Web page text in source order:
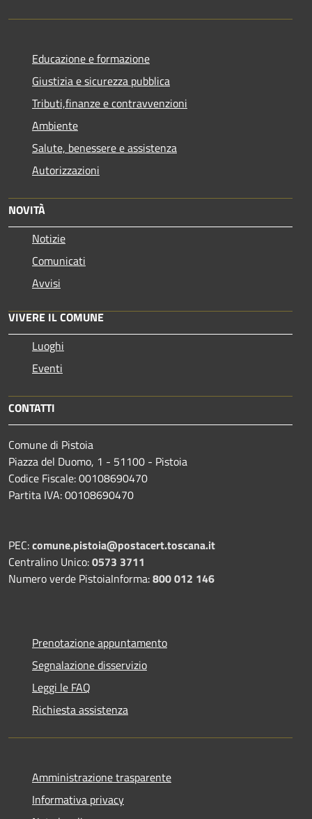
Educazione e formazione
Giustizia e sicurezza pubblica
Tributi,finanze e contravvenzioni
Ambiente
Salute, benessere e assistenza
Autorizzazioni
NOVITÀ
Notizie
Comunicati
Avvisi
VIVERE IL COMUNE
Luoghi
Eventi
CONTATTI
Comune di Pistoia
Piazza del Duomo, 1 - 51100 - Pistoia
Codice Fiscale: 00108690470
Partita IVA: 00108690470
PEC:comune.pistoia@postacert.toscana.it
Centralino Unico:0573 3711
Numero verde PistoiaInforma:800 012 146
Prenotazione appuntamento
Segnalazione disservizio
Leggi le FAQ
Richiesta assistenza
Amministrazione trasparente
Informativa privacy